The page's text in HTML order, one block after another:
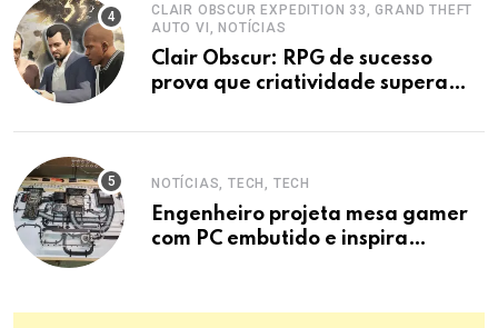
CLAIR OBSCUR EXPEDITION 33, GRAND THEFT
AUTO VI, NOTÍCIAS
Clair Obscur: RPG de sucesso
prova que criatividade supera
NOTÍCIAS, TECH, TECH
Engenheiro projeta mesa gamer
com PC embutido e inspira